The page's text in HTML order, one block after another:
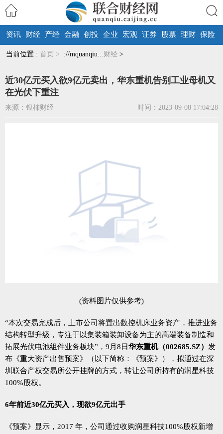
搜索
资讯 财经 产经 金融 创投 企业 宏观 证券 股票 理财 保险
当前位置 : 首页 > ://mquanqiu...财经 >
近30亿元买入欲9亿元卖出，华东重机告别工业母机又
在光伏下重注
来源：银柿财经 时间：2023-09-08 17:04:28
(资料图片仅供参考)
“本次交易完成后，上市公司将置出数控机床业务资产，推进业务
结构转型升级，专注于以集装箱装卸设备为主的高端装备制造和
拓展光伏电池组件业务板块”，9月8日华东重机（002685.SZ） 发
布《重大资产出售预案》（以下简称：《预案》），拟通过在深
圳联合产权交易所公开挂牌的方式，转让公司所持有的润星科技
100%股权。
6年前近30亿元买入，现欲9亿元出手
《预案》显示，2017 年，公司通过收购润星科技100%股权新增